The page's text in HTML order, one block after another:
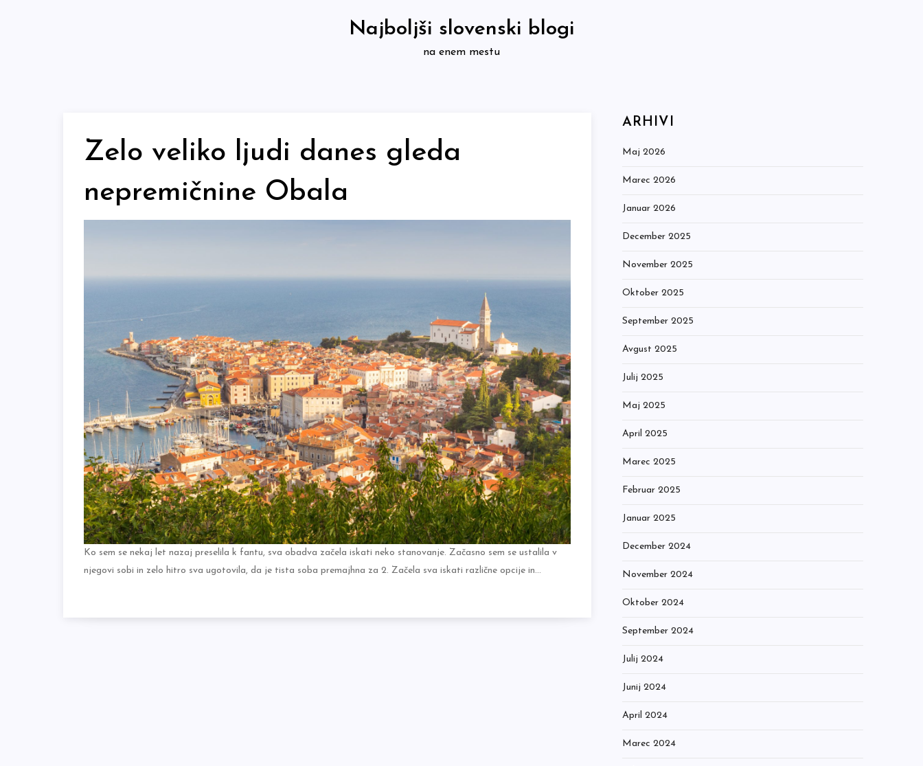
Najboljši slovenski blogi
na enem mestu
Zelo veliko ljudi danes gleda
nepremičnine Obala
Ko sem se nekaj let nazaj preselila k fantu, sva obadva začela iskati neko stanovanje. Začasno sem se ustalila v
njegovi sobi in zelo hitro sva ugotovila, da je tista soba premajhna za 2. Začela sva iskati različne opcije in…
ARHIVI
Maj 2026
Marec 2026
Januar 2026
December 2025
November 2025
Oktober 2025
September 2025
Avgust 2025
Julij 2025
Maj 2025
April 2025
Marec 2025
Februar 2025
Januar 2025
December 2024
November 2024
Oktober 2024
September 2024
Julij 2024
Junij 2024
April 2024
Marec 2024